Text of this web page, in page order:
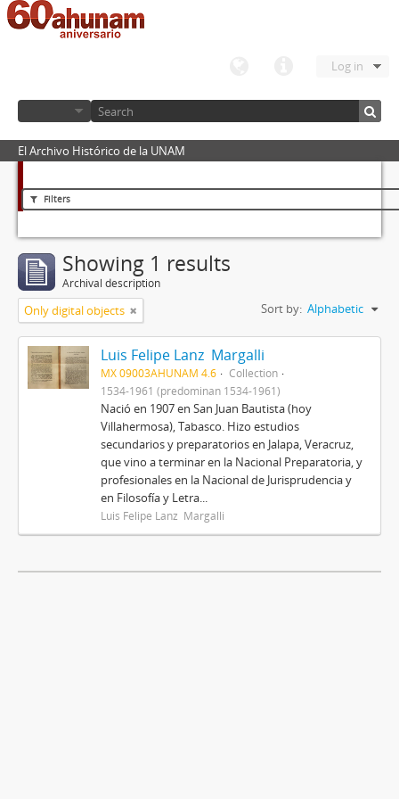
Log in
El Archivo Histórico de la UNAM
Filters
Showing 1 results
Archival description
Only digital objects Sort by: Alphabetic
Luis Felipe Lanz Margalli
MX 09003AHUNAM 4.6
Collection
1534-1961 (predominan 1534-1961)
Nació en 1907 en San Juan Bautista (hoy
Villahermosa), Tabasco. Hizo estudios
secundarios y preparatorios en Jalapa, Veracruz,
que vino a terminar en la Nacional Preparatoria, y
profesionales en la Nacional de Jurisprudencia y
en Filosofía y Letra...
Luis Felipe Lanz Margalli